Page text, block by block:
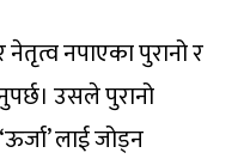
नपाएका पुरानो र
उसले पुरानो
लाई जोड्न